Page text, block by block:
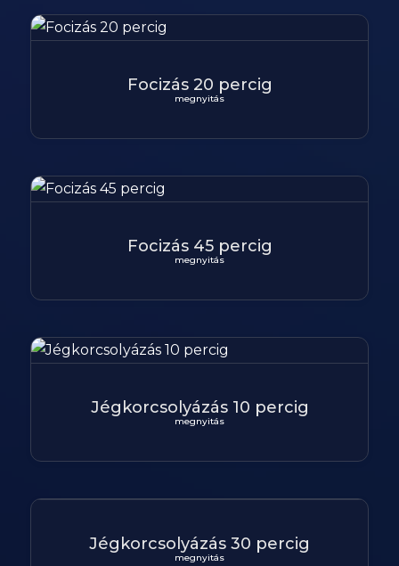
Focizás 20 percig
megnyitás
Focizás 45 percig
megnyitás
Jégkorcsolyázás 10 percig
megnyitás
Jégkorcsolyázás 30 percig
megnyitás